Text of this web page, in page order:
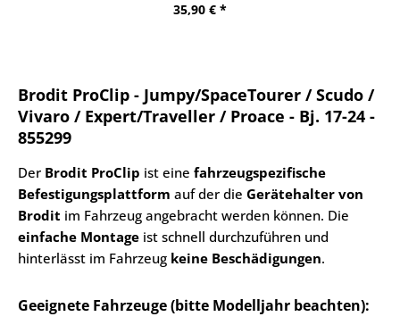
35,90 € *
Brodit ProClip - Jumpy/SpaceTourer / Scudo /
Vivaro / Expert/Traveller / Proace - Bj. 17-24 -
855299
Der Brodit ProClip ist eine fahrzeugspezifische
Befestigungsplattform auf der die Gerätehalter von
Brodit im Fahrzeug angebracht werden können. Die
einfache Montage ist schnell durchzuführen und
hinterlässt im Fahrzeug keine Beschädigungen.
Geeignete Fahrzeuge (bitte Modelljahr beachten):